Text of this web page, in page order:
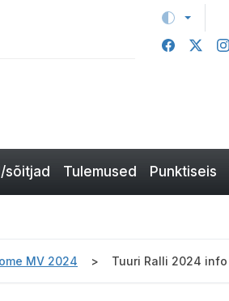
sõitjad Tulemused Punktiseis
MV 2024 Tuuri Ralli 2024 info